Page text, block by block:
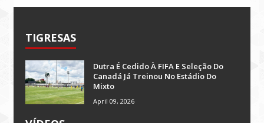
TIGRESAS
Dutra É Cedido À FIFA E Seleção Do
Canadá Já Treinou No Estádio Do
Mixto
April 09, 2026